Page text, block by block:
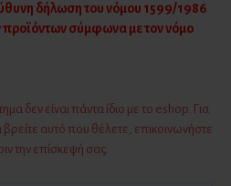
δήλωση του νόμου 1599/1986
προϊόντων σύμφωνα με τον νόμο
δεν είναι πάντα ίδιο με το eshop. Για
βρείτε αυτό που θέλετε, επικοινωνήστε
την επίσκεψή σας.